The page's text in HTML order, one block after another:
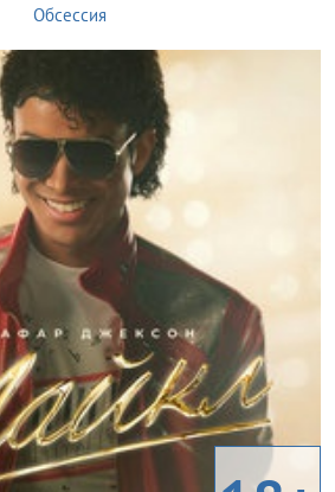
Обсессия